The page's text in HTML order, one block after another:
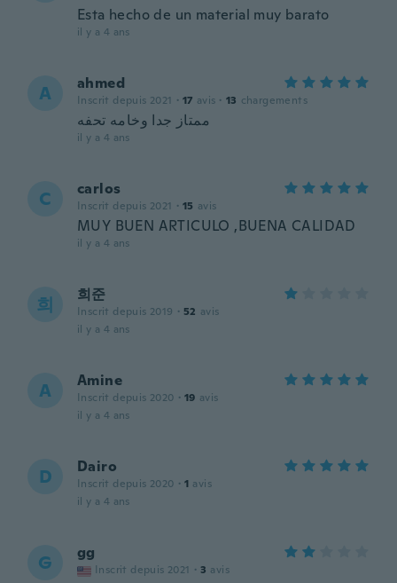
Esta hecho de un material muy barato
il y a 4 ans
A ahmed
Inscrit depuis 2021 · 17 avis · 13 chargements
ممتاز جدا وخامه تحفه
il y a 4 ans
C carlos
Inscrit depuis 2021 · 15 avis
MUY BUEN ARTICULO ,BUENA CALIDAD
il y a 4 ans
희 희준
Inscrit depuis 2019 · 52 avis
il y a 4 ans
A Amine
Inscrit depuis 2020 · 19 avis
il y a 4 ans
D Dairo
Inscrit depuis 2020 · 1 avis
il y a 4 ans
G gg
Inscrit depuis 2021 · 3 avis